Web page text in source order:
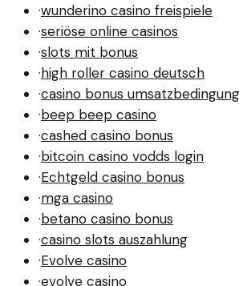
·wunderino casino freispiele
·seriöse online casinos
·slots mit bonus
·high roller casino deutsch
·casino bonus
·beep beep casino
·cashed casino bonus
·bitcoin casino vodds login
·Echtgeld casino bonus
·mga casino
·betano casino bonus
·casino slots auszahlung
·Evolve casino
·evolve casino